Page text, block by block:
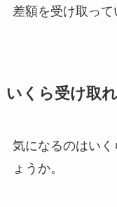
差額を受け取って
いくら受け取
気になるのはい
ょうか。